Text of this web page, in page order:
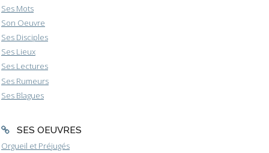
Ses Mots
Son Oeuvre
Ses Disciples
Ses Lieux
Ses Lectures
Ses Rumeurs
Ses Blagues
SES OEUVRES
Orgueil et Préjugés